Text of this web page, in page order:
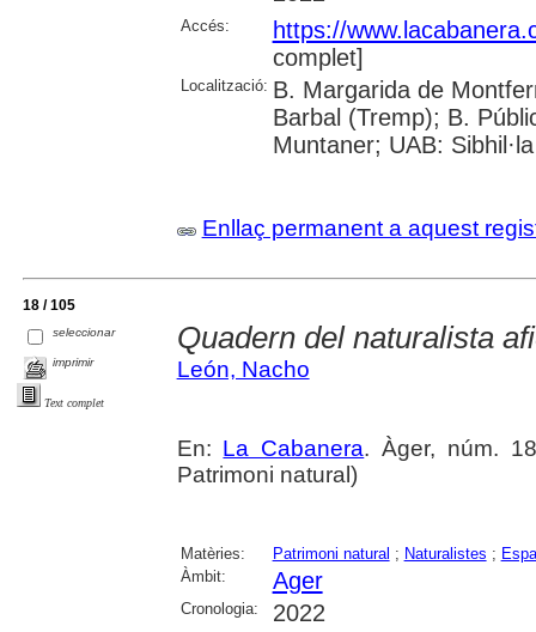
Accés:
https://
complet]
Localització: B. Margarida de
Barbal (Tremp); B.
Muntaner; UAB: Sibhil·la
Enllaç permanent a aquest
18 / 105
seleccionar
imprimir
Text complet
Quadern del naturalista
León, Nacho
En: La Cabanera. Àger, núm.
Patrimoni natural)
Matèries: Patrimoni natural ; Naturalistes ;
Àmbit:
Ager
Cronologia: 2022